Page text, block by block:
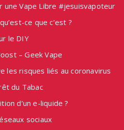
une Vape Libre #jesuisvapoteur
ce que c’est ?
le DIY
– Geek Vape
les risques liés au coronavirus
du Tabac
d’un e-liquide ?
sociaux